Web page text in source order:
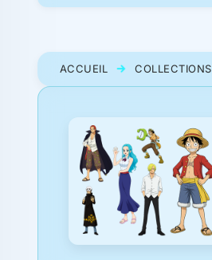
ACCUEIL COLLECTIONS